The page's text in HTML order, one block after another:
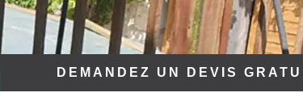
DEMANDEZ UN DEVIS